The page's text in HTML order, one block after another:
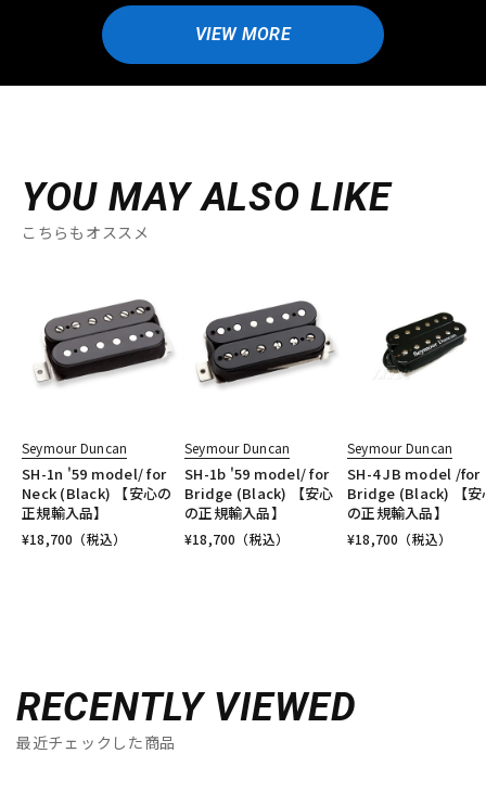
VIEW MORE
YOU MAY ALSO LIKE
こちらもオススメ
Seymour Duncan
SH-1n '59 model/ for
Neck (Black) 【安心の
正規輸入品】
¥18,700 （税込）
Seymour Duncan
SH-1b '59 model/ for
Bridge (Black) 【安心
の正規輸入品】
¥18,700 （税込）
Seymour Duncan
SH-4 JB model /for
Bridge (Black) 【安
の正規輸入品】
¥18,700 （税込）
RECENTLY VIEWED
最近チェックした商品